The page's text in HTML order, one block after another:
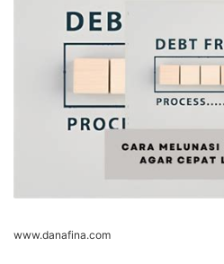
www.danafina.com